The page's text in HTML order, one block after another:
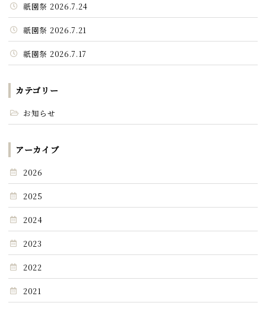
祇園祭 2026.7.24
祇園祭 2026.7.21
祇園祭 2026.7.17
カテゴリー
お知らせ
アーカイブ
2026
2025
2024
2023
2022
2021